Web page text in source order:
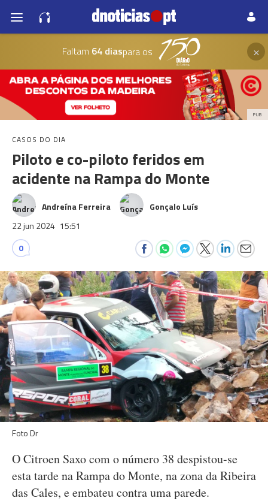
Faltam 64 diaspara os ×
PUB
CASOS DO DIA
Piloto e co-piloto feridos em
acidente na Rampa do Monte
Andreína Ferreira
Gonçalo Luís
22 jun 2024 15:51
0
Foto Dr
O Citroen Saxo com o número 38 despistou-se
esta tarde na Rampa do Monte, na zona da Ribeira
das Cales, e embateu contra uma parede.